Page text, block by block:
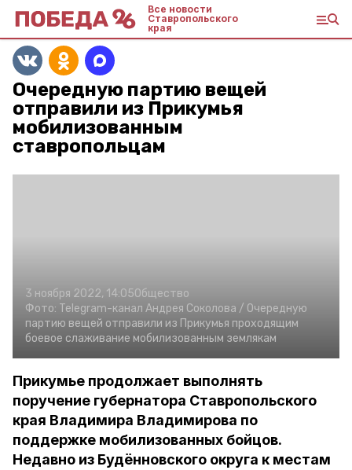
Все новости
Ставропольского
края
Очередную партию вещей
отправили из Прикумья
мобилизованным
ставропольцам
3 ноября 2022, 14:05Общество
Фото: Telegram-канал Андрея Соколова / Очередную
партию вещей отправили из Прикумья проходящим
боевое слаживание мобилизованным землякам
Прикумье продолжает выполнять
поручение губернатора Ставропольского
края Владимира Владимирова по
поддержке мобилизованных бойцов.
Недавно из Будённовского округа к местам